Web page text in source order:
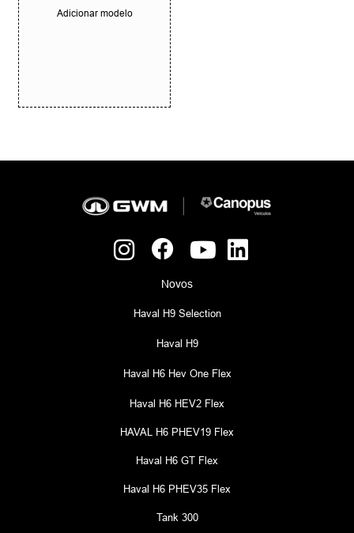
Adicionar modelo
Novos
Haval H9 Selection
Haval H9
Haval H6 Hev One Flex
Haval H6 HEV2 Flex
HAVAL H6 PHEV19 Flex
Haval H6 GT Flex
Haval H6 PHEV35 Flex
Tank 300